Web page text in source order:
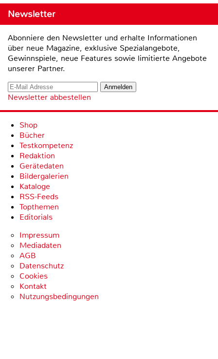
Newsletter
Abonniere den Newsletter und erhalte Informationen
über neue Magazine, exklusive Spezialangebote,
Gewinnspiele, neue Features sowie limitierte Angebote
unserer Partner.
Newsletter abbestellen
Shop
Bücher
Testkompetenz
Redaktion
Gerätedaten
Bildergalerien
Kataloge
RSS-Feeds
Topthemen
Editorials
Impressum
Mediadaten
AGB
Datenschutz
Cookies
Kontakt
Nutzungsbedingungen